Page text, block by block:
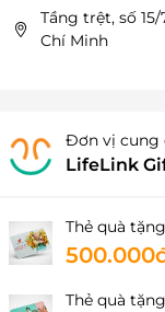
Tầng trệt, số 15/
Chí Minh
Đơn vị cung
LifeLink
Thẻ quà
Thẻ quà